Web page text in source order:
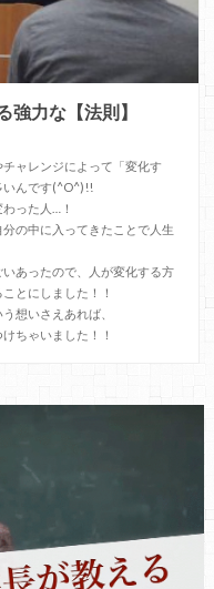
強力な【法則】
ャレンジによって「変化す
いんです(^O^)!!
った人…！
の中に入ってきたことで人生
あったので、人が変化する方
とにしました！！
想いさえあれば、
ちゃいました！！